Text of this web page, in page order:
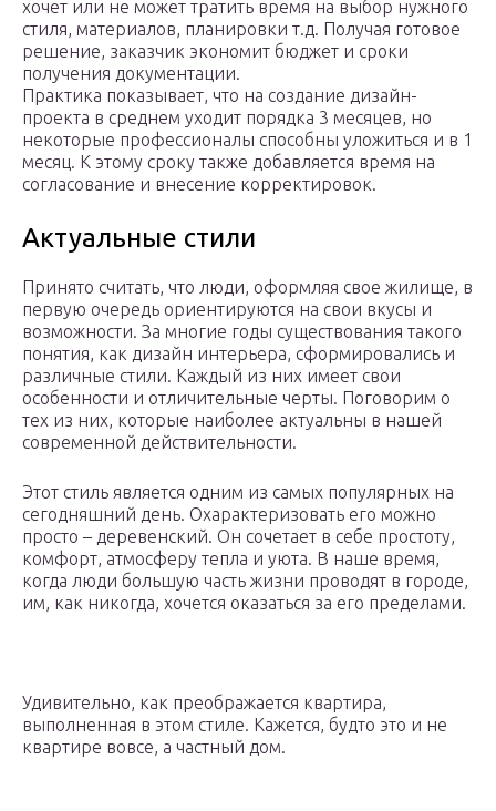
хочет или не может тратить время на выбор нужного
стиля, материалов, планировки т.д. Получая готовое
решение, заказчик экономит бюджет и сроки
получения документации.
Практика показывает, что на создание дизайн-
проекта в среднем уходит порядка 3 месяцев, но
некоторые профессионалы способны уложиться и в 1
месяц. К этому сроку также добавляется время на
согласование и внесение корректировок.
Актуальные стили
Принято считать, что люди, оформляя свое жилище, в
первую очередь ориентируются на свои вкусы и
возможности. За многие годы существования такого
понятия, как дизайн интерьера, сформировались и
различные стили. Каждый из них имеет свои
особенности и отличительные черты. Поговорим о
тех из них, которые наиболее актуальны в нашей
современной действительности.
Этот стиль является одним из самых популярных на
сегодняшний день. Охарактеризовать его можно
просто – деревенский. Он сочетает в себе простоту,
комфорт, атмосферу тепла и уюта. В наше время,
когда люди большую часть жизни проводят в городе,
им, как никогда, хочется оказаться за его пределами.
Удивительно, как преображается квартира,
выполненная в этом стиле. Кажется, будто это и не
квартире вовсе, а частный дом.